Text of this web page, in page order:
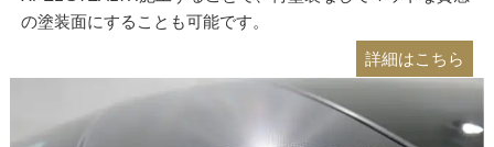
の塗装面にすることも可能です。
詳細はこちら